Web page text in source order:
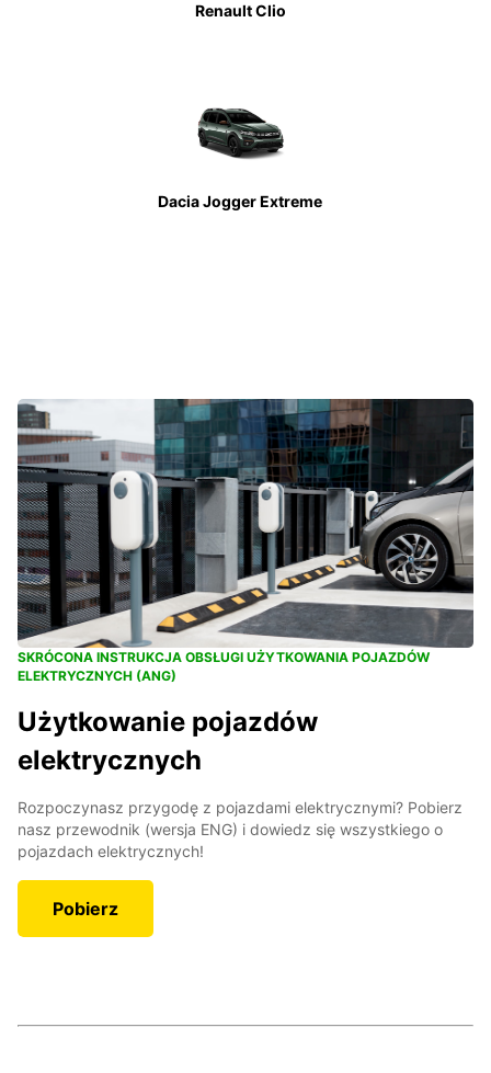
Renault Clio
Dacia Jogger Extreme
SKRÓCONA INSTRUKCJA OBSŁUGI UŻYTKOWANIA POJAZDÓW
ELEKTRYCZNYCH (ANG)
Użytkowanie pojazdów
elektrycznych
Rozpoczynasz przygodę z pojazdami elektrycznymi? Pobierz
nasz przewodnik (wersja ENG) i dowiedz się wszystkiego o
pojazdach elektrycznych!
Pobierz